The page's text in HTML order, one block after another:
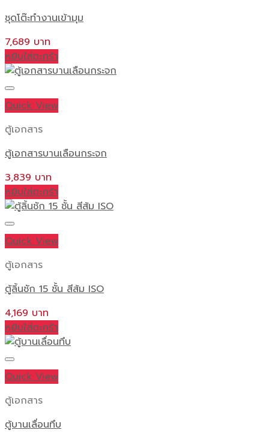
ชุดโต๊ะทำงานเข้ามุม
7,689
หยิบใส่ตะกร้า
Quick View
ตู้เอกสาร
ตู้เอกสารบานเลือนกระจก
3,839
หยิบใส่ตะกร้า
Quick View
ตู้เอกสาร
ตู้ลิ้นชัก 15 ชั้น สีส้ม ISO
4,169
หยิบใส่ตะกร้า
Quick View
ตู้เอกสาร
ตู้บานเลื่อนทึบ